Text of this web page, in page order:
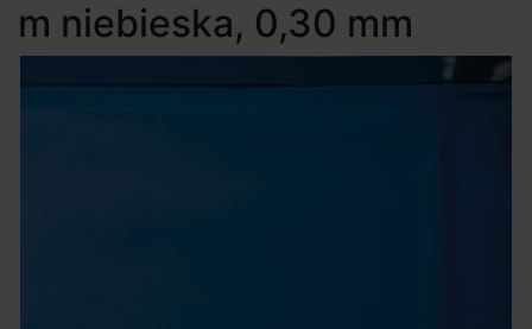
m niebieska, 0,30 mm